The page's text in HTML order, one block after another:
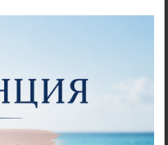
3D Повдигащи квадратчета и
ленти
Магнити